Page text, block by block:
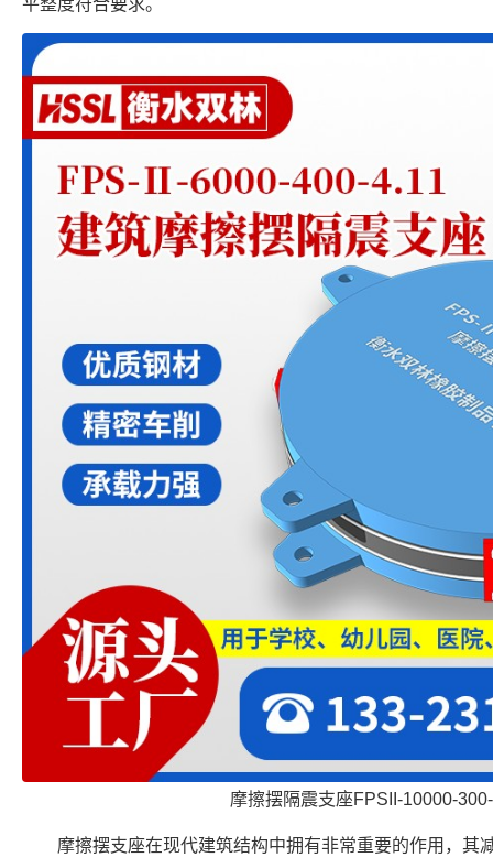
摩擦摆隔震支座FPSII-10000-
摩擦摆支座在现代建筑结构中拥有非常重要的作用，其